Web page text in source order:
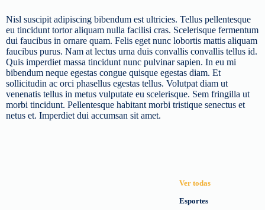
Nisl suscipit adipiscing bibendum est ultricies. Tellus pellentesque
eu tincidunt tortor aliquam nulla facilisi cras. Scelerisque fermentum
dui faucibus in ornare quam. Felis eget nunc lobortis mattis aliquam
faucibus purus. Nam at lectus urna duis convallis convallis tellus id.
Quis imperdiet massa tincidunt nunc pulvinar sapien. In eu mi
bibendum neque egestas congue quisque egestas diam. Et
sollicitudin ac orci phasellus egestas tellus. Volutpat diam ut
venenatis tellus in metus vulputate eu scelerisque. Sem fringilla ut
morbi tincidunt. Pellentesque habitant morbi tristique senectus et
netus et. Imperdiet dui accumsan sit amet.
Ver todas
Esportes